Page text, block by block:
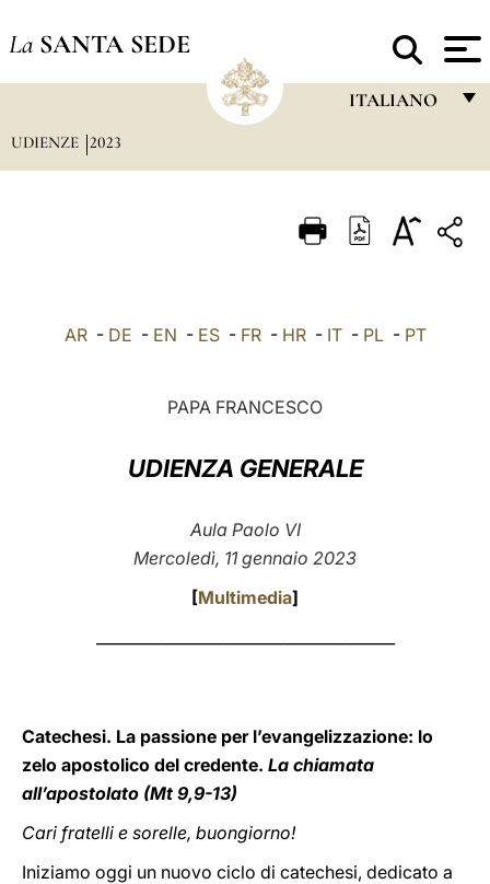
La SANTA SEDE
ITALIANO
ITALIANO
中文
UDIENZE 2023
AR- DE - EN - ES- FR- HR- IT- PL- PT
PAPA FRANCESCO
UDIENZA GENERALE
Aula Paolo VI
Mercoledì, 11 gennaio 2023
[Multimedia]
Catechesi. La passione per l’evangelizzazione: lo
zelo apostolico del credente. La chiamata
all’apostolato (Mt 9,9-13)
Cari fratelli e sorelle, buongiorno!
Iniziamo oggi un nuovo ciclo di catechesi, dedicato a